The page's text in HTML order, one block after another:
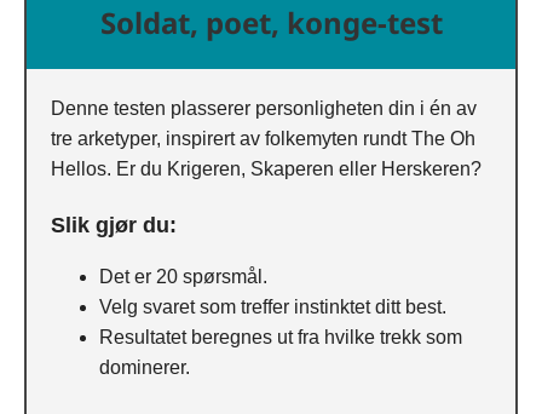
Soldat, poet, konge-test
Denne testen plasserer personligheten din i én av
tre arketyper, inspirert av folkemyten rundt The Oh
Hellos. Er du Krigeren, Skaperen eller Herskeren?
Slik gjør du:
Det er 20 spørsmål.
Velg svaret som treffer instinktet ditt best.
Resultatet beregnes ut fra hvilke trekk som
dominerer.